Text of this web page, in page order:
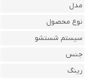
مدل
نوع محصول
سیستم شستشو
جنس
رینگ